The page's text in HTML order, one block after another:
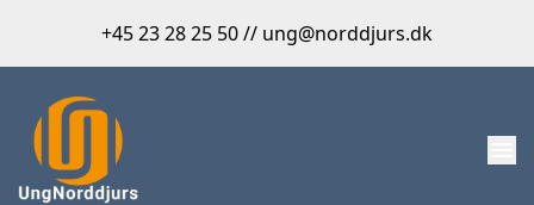
+45 23 28 25 50 // ung@norddjurs.dk